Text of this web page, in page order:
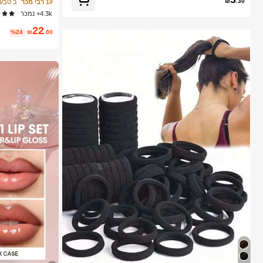
1# רבי מכר
ב
4.3k+ נמכר
₪22.00
%24